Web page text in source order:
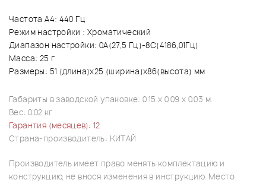
Частота A4: 440 Гц
Режим настройки : Хроматический
Диапазон настройки: 0А(27,5 Гц)-8С(4186,01Гц)
Масса: 25 г
Размеры: 51 (длина)x25 (ширина)x86(высота) мм
Габариты в заводской упаковке: 0.15 x 0.09 x 0.03 м.
Вес: 0.02 кг
Гарантия (месяцев): 12
Страна-производитель: КИТАЙ
Производитель имеет право менять комплектацию и
конструкцию, не внося изменения в инструкцию. Место